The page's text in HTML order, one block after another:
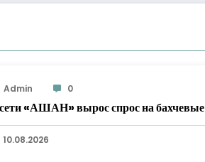
Admin 0
«АШАН» вырос спрос на бахчевые
10.08.2026